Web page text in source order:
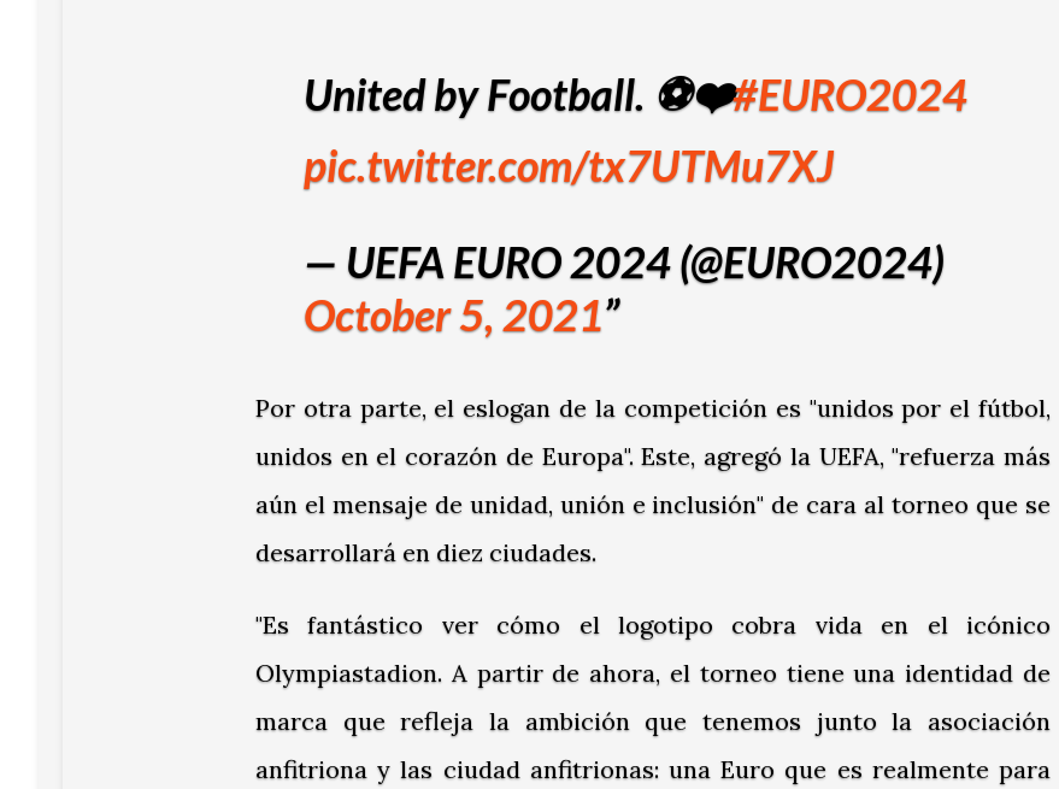
United by Football. ⚽️❤️#EURO2024
pic.twitter.com/tx7UTMu7XJ
— UEFA EURO 2024 (@EURO2024)
October 5, 2021
Por otra parte, el eslogan de la competición es "unidos por el fútbol,
unidos en el corazón de Europa". Este, agregó la UEFA, "refuerza más
aún el mensaje de unidad, unión e inclusión" de cara al torneo que se
desarrollará en diez ciudades.
"Es fantástico ver cómo el logotipo cobra vida en el icónico
Olympiastadion. A partir de ahora, el torneo tiene una identidad de
marca que refleja la ambición que tenemos junto la asociación
anfitriona y las ciudad anfitrionas: una Euro que es realmente para